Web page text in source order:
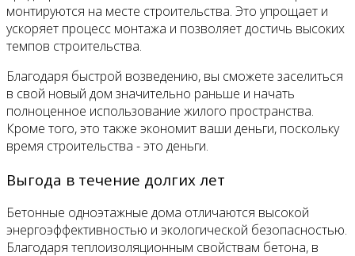
монтируются на месте строительства. Это упрощает и
ускоряет процесс монтажа и позволяет достичь высоких
темпов строительства.
Благодаря быстрой возведению, вы сможете заселиться
в свой новый дом значительно раньше и начать
полноценное использование жилого пространства.
Кроме того, это также экономит ваши деньги, поскольку
время строительства - это деньги.
Выгода в течение долгих лет
Бетонные одноэтажные дома отличаются высокой
энергоэффективностью и экологической безопасностью.
Благодаря теплоизоляционным свойствам бетона, в